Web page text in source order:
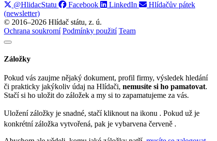
@HlidacStatu
Facebook LinkedIn
Hlídačův pátek
(newsletter)
© 2016–2026 Hlídač státu, z. ú.
Ochrana soukromí Podmínky použití Team
Záložky
Pokud vás zaujme nějaký dokument, profil firmy, výsledek hledání
či prakticky jakýkoliv údaj na Hlídači, nemusíte si ho pamatovat.
Stačí si ho uložit do záložek a my si to zapamatujeme za vás.
Uložení záložky je snadné, stačí kliknout na ikonu . Pokud už je
konkrétní záložka vytvořená, pak je vybarvena červeně .